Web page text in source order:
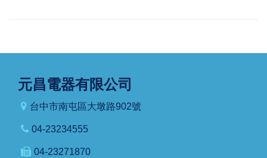
元昌電器有限公司
台中市南屯區大墩路902號
04-23234555
04-23271870